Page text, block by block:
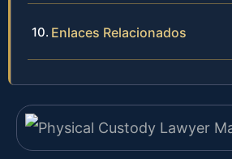
Enlaces Relacionados